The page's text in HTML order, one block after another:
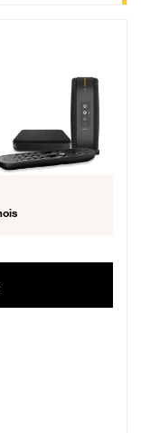
mois, Engagement 12 mois